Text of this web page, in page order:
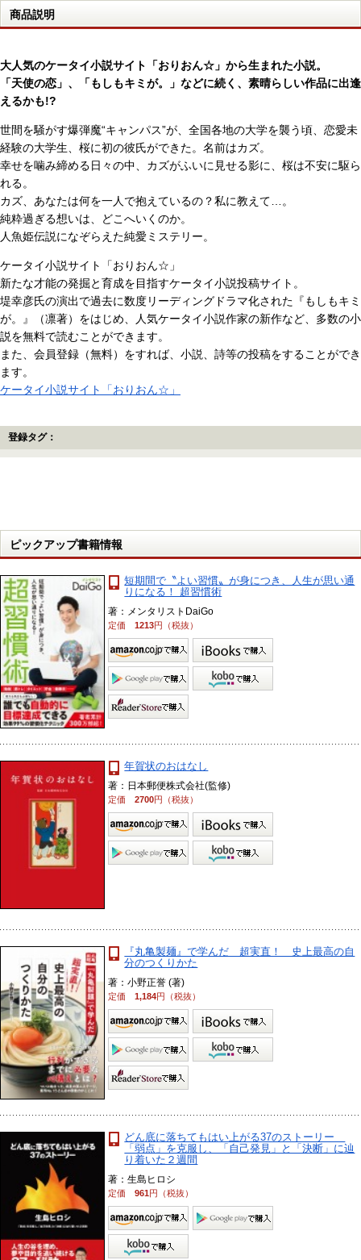
商品説明
大人気のケータイ小説サイト「おりおん☆」から生まれた小説。
「天使の恋」、「もしもキミが。」などに続く、素晴らしい作品に出逢
えるかも!?
世間を騒がす爆弾魔“キャンパス”が、全国各地の大学を襲う頃、恋愛未
経験の大学生、桜に初の彼氏ができた。名前はカズ。
幸せを噛み締める日々の中、カズがふいに見せる影に、桜は不安に駆ら
れる。
カズ、あなたは何を一人で抱えているの？私に教えて…。
純粋過ぎる想いは、どこへいくのか。
人魚姫伝説になぞらえた純愛ミステリー。
ケータイ小説サイト「おりおん☆」
新たな才能の発掘と育成を目指すケータイ小説投稿サイト。
堤幸彦氏の演出で過去に数度リーディングドラマ化された『もしもキミ
が。』（凛著）をはじめ、人気ケータイ小説作家の新作など、多数の小
説を無料で読むことができます。
また、会員登録（無料）をすれば、小説、詩等の投稿をすることができ
ます。
ケータイ小説サイト「おりおん☆」
登録タグ：
ピックアップ書籍情報
短期間で〝よい習慣〟が身につき、人生が思い通
りになる！ 超習慣術
著：メンタリストDaiGo
定価1213円（税抜）
年賀状のおはなし
著：日本郵便株式会社(監修)
定価2700円（税抜）
『丸亀製麺』で学んだ 超実直！ 史上最高の自
分のつくりかた
著：小野正誉 (著)
定価1,184円（税抜）
どん底に落ちてもはい上がる37のストーリー
「弱点」を克服し、「自己発見」と「決断」に辿
り着いた２週間
著：生島ヒロシ
定価961円（税抜）